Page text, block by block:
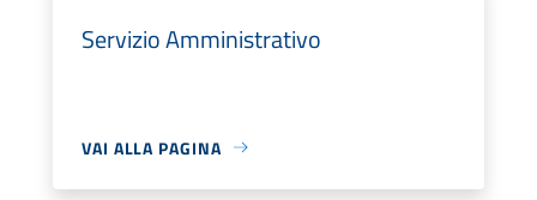
Servizio Amministrativo
VAI ALLA PAGINA